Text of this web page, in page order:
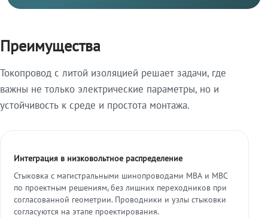
Преимущества
Токопровод с литой изоляцией решает задачи, где
важны не только электрические параметры, но и
устойчивость к среде и простота монтажа.
Интеграция в низковольтное распределение
Стыковка с магистральными шинопроводами МВА и МВС
по проектным решениям, без лишних переходников при
согласованной геометрии. Проводники и узлы стыковки
согласуются на этапе проектирования.